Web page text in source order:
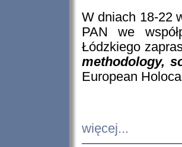
W dniach 18-22
PAN we
Łódzkiego
methodology,
European
więcej...